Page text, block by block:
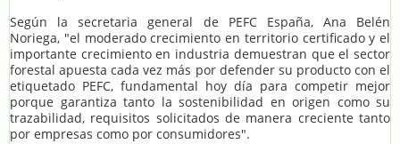
Según la secretaria general de PEFC España, Ana Belén
Noriega, "el moderado crecimiento en territorio certificado y el
importante crecimiento en industria demuestran que el sector
forestal apuesta cada vez más por defender su producto con el
etiquetado PEFC, fundamental hoy día para competir mejor
porque garantiza tanto la sostenibilidad en origen como su
trazabilidad, requisitos solicitados de manera creciente tanto
por empresas como por consumidores".